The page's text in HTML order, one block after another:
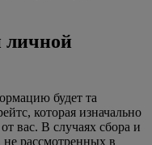
личной
будет та
которая изначально
вас. В случаях сбора и
рассмотренных в